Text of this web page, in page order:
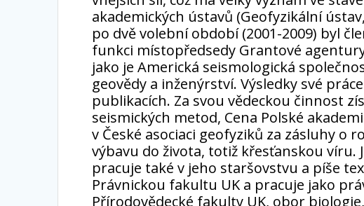
akademických ústavů (Geofyzikální
po dvě volební období (2001-2009) byl
funkci místopředsedy Grantové
jako je Americká seismologická
geovědy a inženýrství. Výsledky své
publikacích. Za svou vědeckou činnost
seismických metod, Cena Polské
v České asociaci geofyziků za zásluhy o
výbavu do života, totiž křesťanskou víru.
pracuje také v jeho staršovstvu a píše
Právnickou fakultu UK a pracuje jako
Přírodovědecké fakulty UK, obor